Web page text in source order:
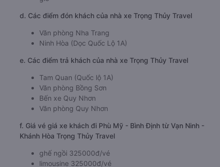
d. Các điểm đón khách của nhà xe Trọng Thủy Travel
Văn phòng Nha Trang
Ninh Hòa (Dọc Quốc Lộ 1A)
e. Các điểm trả khách của nhà xe Trọng Thủy Travel
Tam Quan (Quốc lộ 1A)
Văn phòng Bồng Sơn
Bến xe Quy Nhơn
Văn phòng Quy Nhơn
f. Giá vé giá xe khách đi Phù Mỹ - Bình Định từ Vạn Ninh -
Khánh Hòa Trọng Thủy Travel
ghế ngồi 325000đ/vé
limousine 325000đ/vé